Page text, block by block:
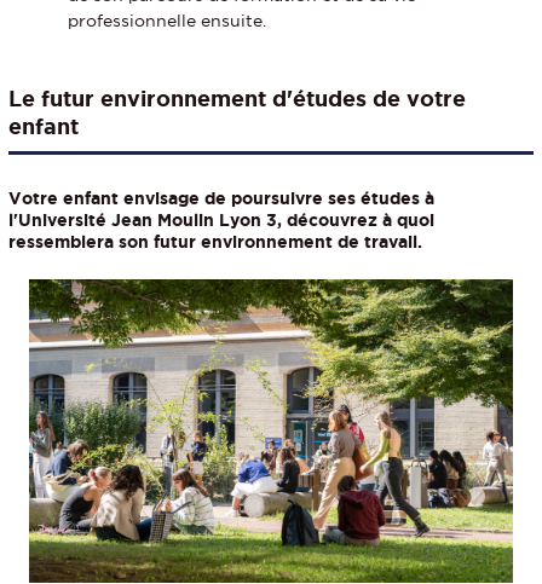
professionnelle ensuite.
Le futur environnement d'études de votre
enfant
Votre enfant envisage de poursuivre ses études à
l'Université Jean Moulin Lyon 3, découvrez à quoi
ressemblera son futur environnement de travail.